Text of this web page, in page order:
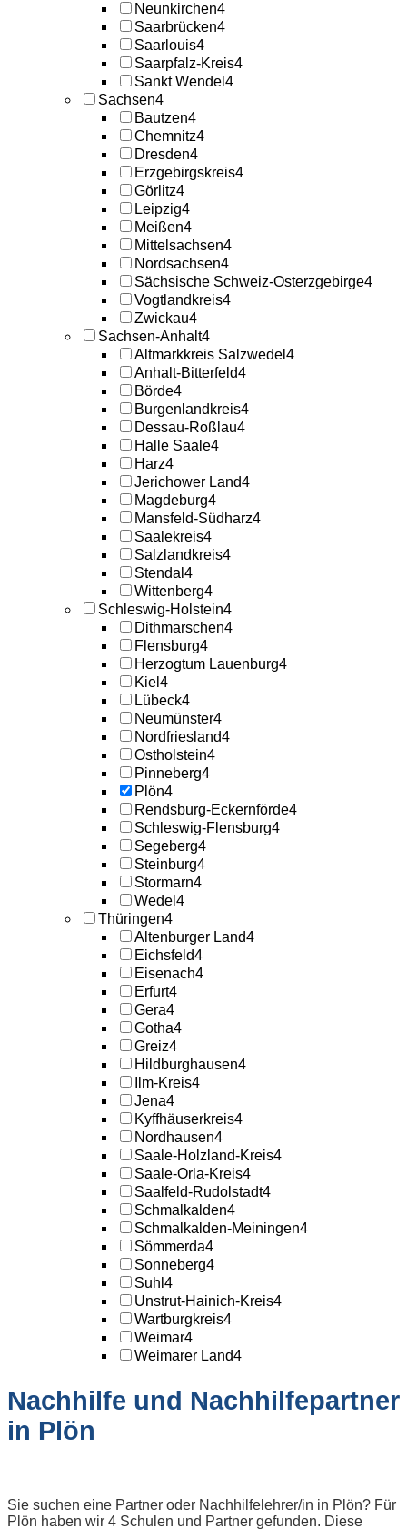
Neunkirchen4
Saarbrücken4
Saarlouis4
Saarpfalz-Kreis4
Sankt Wendel 4
Sachsen4
Bautzen4
Chemnitz4
Dresden4
Erzgebirgskreis4
Görlitz4
Leipzig4
Meißen4
Mittelsachsen4
Nordsachsen4
Sächsische Schweiz-Osterzgebirge4
Vogtlandkreis4
Zwickau4
Sachsen-Anhalt4
Altmarkkreis Salzwedel 4
Anhalt-Bitterfeld4
Börde4
Burgenlandkreis4
Dessau-Roßlau4
Halle Saale4
Harz4
Jerichower Land4
Magdeburg4
Mansfeld-Südharz4
Saalekreis4
Salzlandkreis4
Stendal 4
Wittenberg4
Schleswig-Holstein4
Dithmarschen4
Flensburg4
Herzogtum Lauenburg4
Kiel 4
Lübeck4
Neumünster4
Nordfriesland4
Ostholstein4
Pinneberg4
Plön4
Rendsburg-Eckernförde4
Schleswig-Flensburg4
Segeberg4
Steinburg4
Stormarn4
Wedel 4
Thüringen4
Altenburger Land4
Eichsfeld4
Eisenach4
Erfurt4
Gera4
Gotha4
Greiz4
Hildburghausen4
Ilm-Kreis4
Jena4
Kyffhäuserkreis4
Nordhausen4
Saale-Holzland-Kreis4
Saale-Orla-Kreis4
Saalfeld-Rudolstadt4
Schmalkalden4
Schmalkalden-Meiningen4
Sömmerda4
Sonneberg4
Suhl 4
Unstrut-Hainich-Kreis4
Wartburgkreis4
Weimar4
Weimarer Land4
Nachhilfe und Nachhilfepartner
in Plön
Sie suchen eine Partner oder Nachhilfelehrer/in in Plön? Für
Plön haben wir 4 Schulen und Partner gefunden. Diese